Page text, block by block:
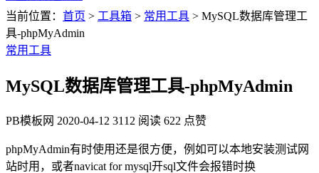
当前位置： 首页 > 工具箱 > 常用工具 > MySQL数据库管理工
具-phpMyAdmin
常用工具
MySQL数据库管理工具-phpMyAdmin
PB模板网 2020-04-12 3112 阅读 622 点赞
phpMyAdmin有时使用还是很方便，例如可以本地安装测试网
站时用，或者navicat for mysql开sql文件会报错时换